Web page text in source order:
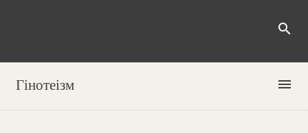
search
Гінотеізм menu